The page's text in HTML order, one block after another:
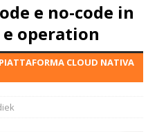
e no-code in
operation
CLOUD NATIVA